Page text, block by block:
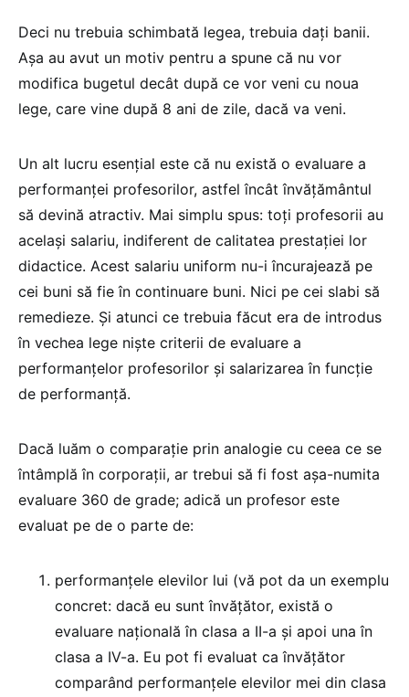
Deci nu trebuia schimbată legea, trebuia dați banii.
Așa au avut un motiv pentru a spune că nu vor
modifica bugetul decât după ce vor veni cu noua
lege, care vine după 8 ani de zile, dacă va veni.
Un alt lucru esențial este că nu există o evaluare a
performanței profesorilor, astfel încât învățământul
să devină atractiv. Mai simplu spus: toți profesorii au
același salariu, indiferent de calitatea prestației lor
didactice. Acest salariu uniform nu-i încurajează pe
cei buni să fie în continuare buni. Nici pe cei slabi să
remedieze. Și atunci ce trebuia făcut era de introdus
în vechea lege niște criterii de evaluare a
performanțelor profesorilor și salarizarea în funcție
de performanță.
Dacă luăm o comparație prin analogie cu ceea ce se
întâmplă în corporații, ar trebui să fi fost așa-numita
evaluare 360 de grade; adică un profesor este
evaluat pe de o parte de:
performanțele elevilor lui (vă pot da un exemplu
concret: dacă eu sunt învățător, există o
evaluare națională în clasa a II-a și apoi una în
clasa a IV-a. Eu pot fi evaluat ca învățător
comparând performanțele elevilor mei din clasa